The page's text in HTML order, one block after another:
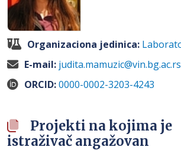
Organizaciona jedinica:
E-mail: judita.mamuzic@vin.bg.ac.rs
ORCID:0000-0002-3203-4243
Projekti na kojima je
istraživač angažovan